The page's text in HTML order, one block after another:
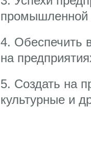
промышленной
4. Обеспечить
на
5. Создать на
культурные и